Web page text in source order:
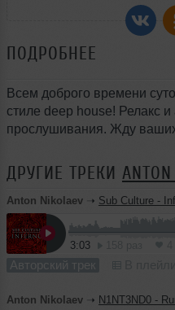
ПОДРОБНЕЕ
Всем доброго времени
стиле deep house! Релакс
прослушивания. Жду
ДРУГИЕ ТРЕКИ
Anton Nikolaev ➝ Sub Culture -
3:03
Авторский трек
Anton Nikolaev ➝ N1NT3ND0 - Run Вася